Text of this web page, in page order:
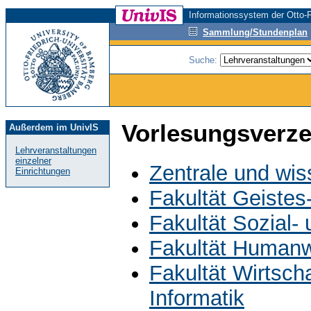
Informationssystem der
Sammlung/Stundenplan
Suche:
Außerdem im UnivIS
Lehrveranstaltungen
einzelner
Einrichtungen
Zentrale und
Fakultät
Fakultät Sozial-
Fakultät
Fakultät
Informatik